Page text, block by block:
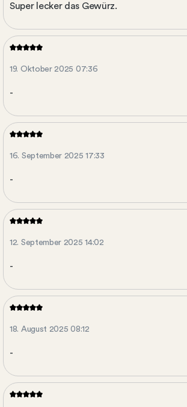
Super lecker das Gewürz.
19. Oktober 2025 07:36
-
16. September 2025 17:33
-
12. September 2025 14:02
-
18. August 2025 08:12
-